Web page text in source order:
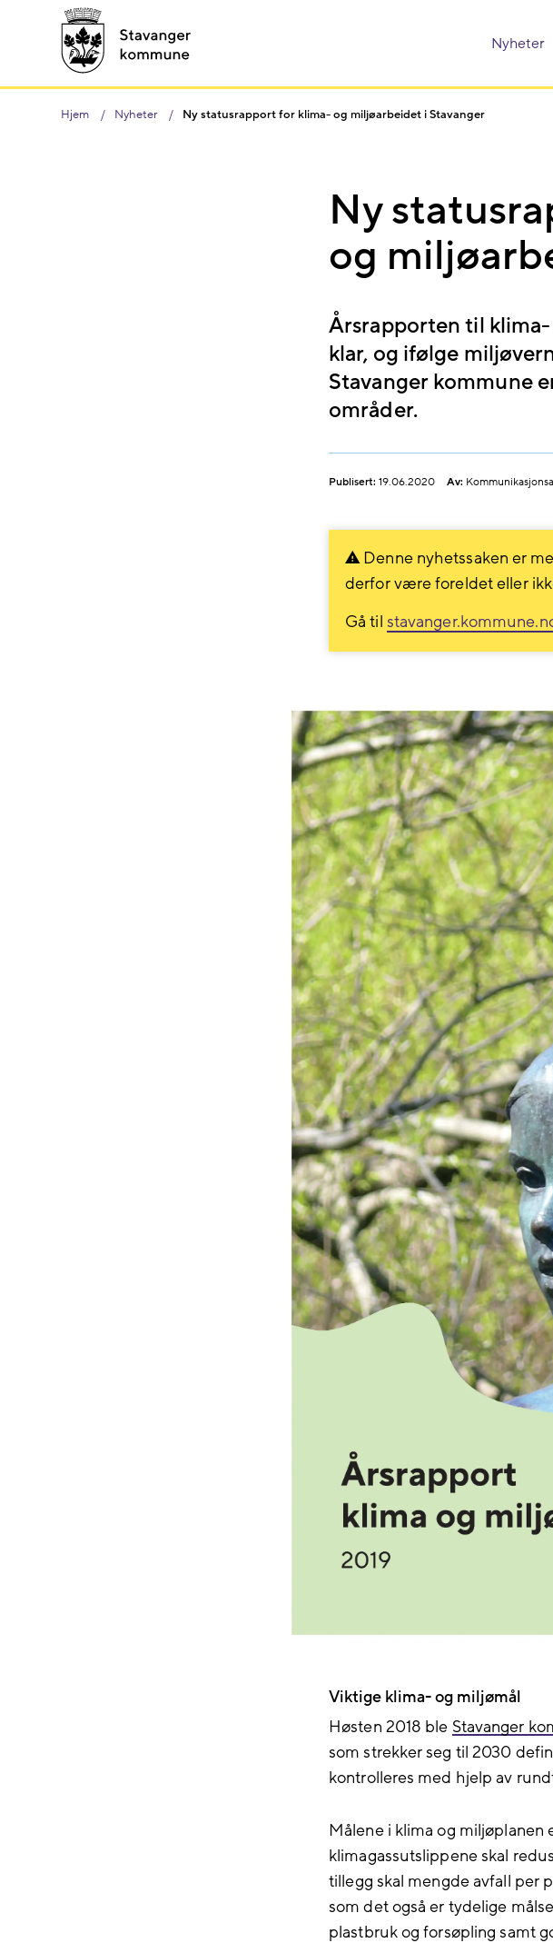
Nyheter
Hjem Nyheter Ny statusrapport for klima- og miljøarbeidet i Stavanger
Ny
og
Årsrapporten til
klar, og ifølge
Stavanger kommune
områder.
Publisert: 19.06.2020 Av:
Denne nyhetssaken er
derfor være foreldet eller
Gå til
Viktige klima- og miljømål
Høsten 2018 ble Stavanger
som strekker seg til 2030
kontrolleres med hjelp av
Målene i klima og
klimagassutslippene skal
tillegg skal mengde avfall per
som det også er tydelige
plastbruk og forsøpling samt